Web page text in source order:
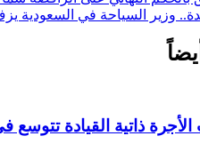
وزير السياحة في السعودية
ذاتية القيادة تتوسع في